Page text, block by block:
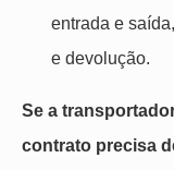
entrada e
e devolução.
Se a
contrato precisa